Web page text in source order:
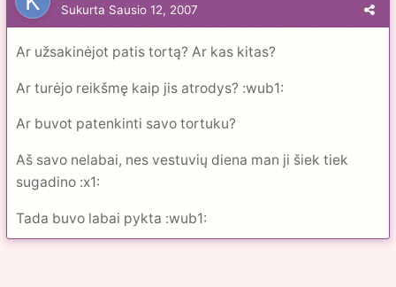
Sukurta Sausio 12, 2007
Ar užsakinėjot patis tortą? Ar kas kitas?
Ar turėjo reikšmę kaip jis atrodys? :wub1:
Ar buvot patenkinti savo tortuku?
Aš savo nelabai, nes vestuvių diena man ji šiek tiek
sugadino :x1:
Tada buvo labai pykta :wub1: